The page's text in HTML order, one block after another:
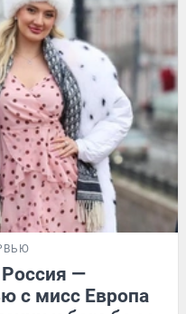
Россия —
с мисс Европа